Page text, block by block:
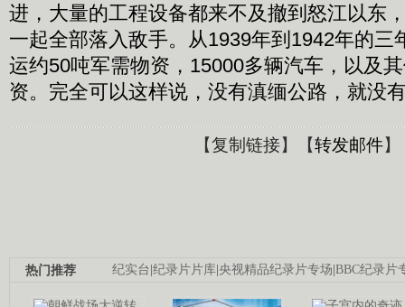
进，大量的工程设备都来不及撤到怒江以东
一起全部落入敌手。从1939年到1942年的三
运约50吨军需物资，15000多辆汽车，以及
资。完全可以这样说，没有滇缅公路，就没
【复制链接】【转发邮件】
纪实台|纪录片片库|央视精品纪录片专场|BBC纪录片
热门推荐